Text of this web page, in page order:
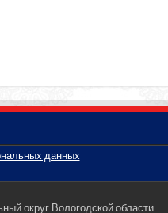
данных
округ Вологодской области